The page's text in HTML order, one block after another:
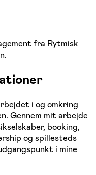
fra Rytmisk
i og omkring
Gennem mit arbejde
booking,
og spillesteds
i mine